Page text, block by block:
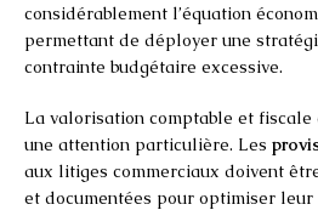
considérablement l’équation
permettant de déployer une
contrainte budgétaire excessive.
La valorisation comptable et
une attention particulière. Les
aux litiges commerciaux doivent
et documentées pour optimiser